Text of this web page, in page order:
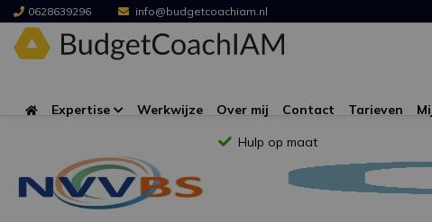
0628639296 info@budgetcoachiam.nl
Expertise Werkwijze Over mij Contact Tarieven
Hulp op maat